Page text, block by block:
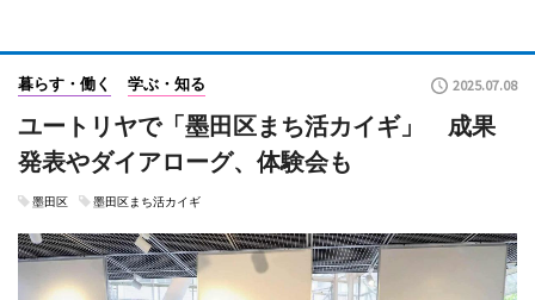
暮らす・働く 学ぶ・知る 2025.07.08
ユートリヤで「墨田区まち活カイギ」 成果
発表やダイアローグ、体験会も
墨田区 墨田区まち活カイギ